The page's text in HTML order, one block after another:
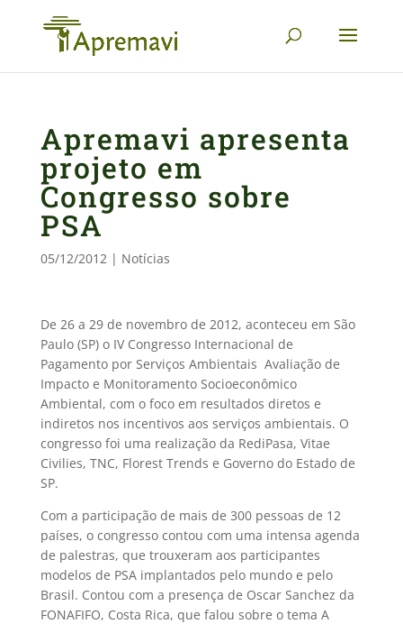
Apremavi apresenta
projeto em
Congresso sobre
PSA
05/12/2012| Notícias
­­De 26 a 29 de novembro de 2012, aconteceu em São
Paulo (SP) o IV Congresso Internacional de
Pagamento por Serviços Ambientais  Avaliação de
Impacto e Monitoramento Socioeconômico
Ambiental, com o foco em resultados diretos e
indiretos nos incentivos aos serviços ambientais. O
congresso foi uma realização da RediPasa, Vitae
Civilies, TNC, Florest Trends e Governo do Estado de
SP.
Com a participação de mais de 300 pessoas de 12
países, o congresso contou com uma intensa agenda
de palestras, que trouxeram aos participantes
modelos de PSA implantados pelo mundo e pelo
Brasil. Contou com a presença de Oscar Sanchez da
FONAFIFO, Costa Rica, que falou sobre o tema A